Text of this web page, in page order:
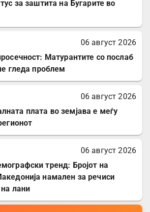
за заштита на Бугарите во
06 август 2026
Матурантите со послаб
гледа проблем
06 август 2026
плата во земјава е меѓу
06 август 2026
тренд: Бројот на
намален за речиси
лани